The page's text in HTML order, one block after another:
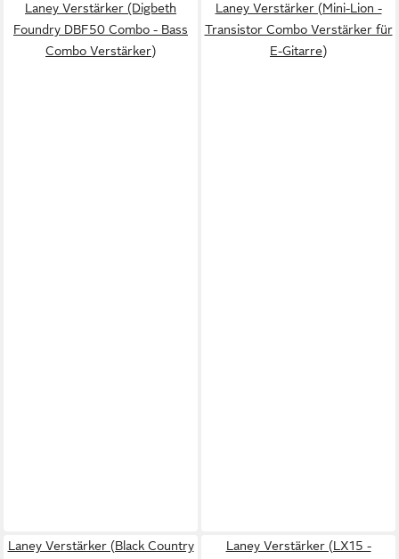
Laney Verstärker (Digbeth
Foundry DBF50 Combo - Bass
Combo Verstärker)
Laney Verstärker (Mini-Lion -
Transistor Combo Verstärker für
E-Gitarre)
Laney Verstärker (Black Country
Laney Verstärker (LX15 -